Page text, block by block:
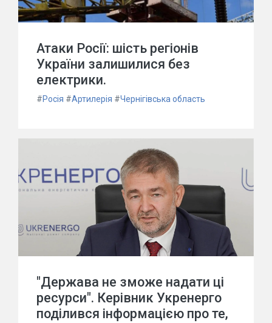
Атаки Росії: шість регіонів
України залишилися без
електрики.
#Росія #Артилерія #Чернігівська область
"Держава не зможе надати ці
ресурси". Керівник Укренерго
поділився інформацією про те,